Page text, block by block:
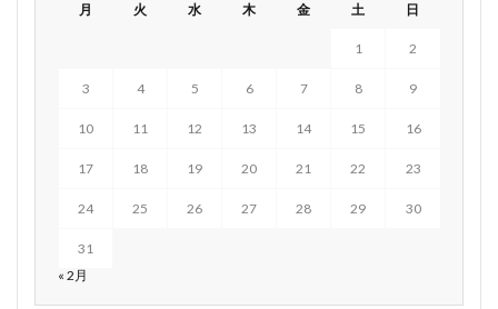
月 火 水 木 金 土 日
1 2
3 4 5 6 7 8 9
10 11 12 13 14 15 16
17 18 19 20 21 22 23
24 25 26 27 28 29 30
31
« 2月